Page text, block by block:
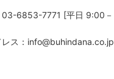
03-6853-7771 [平日 9:00－
ス： info@buhindana.co.jp